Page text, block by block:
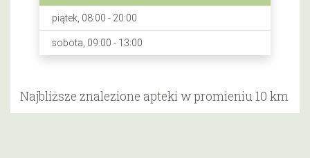
piątek, 08:00 - 20:00
sobota, 09:00 - 13:00
Najbliższe znalezione apteki w promieniu 10 km